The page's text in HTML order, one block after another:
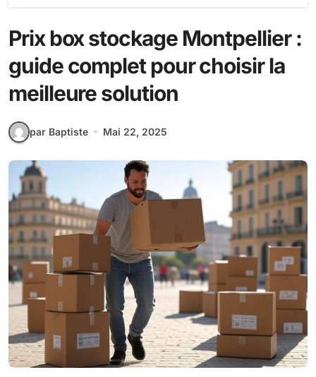
Prix box stockage Montpellier :
guide complet pour choisir la
meilleure solution
par Baptiste Mai 22, 2025